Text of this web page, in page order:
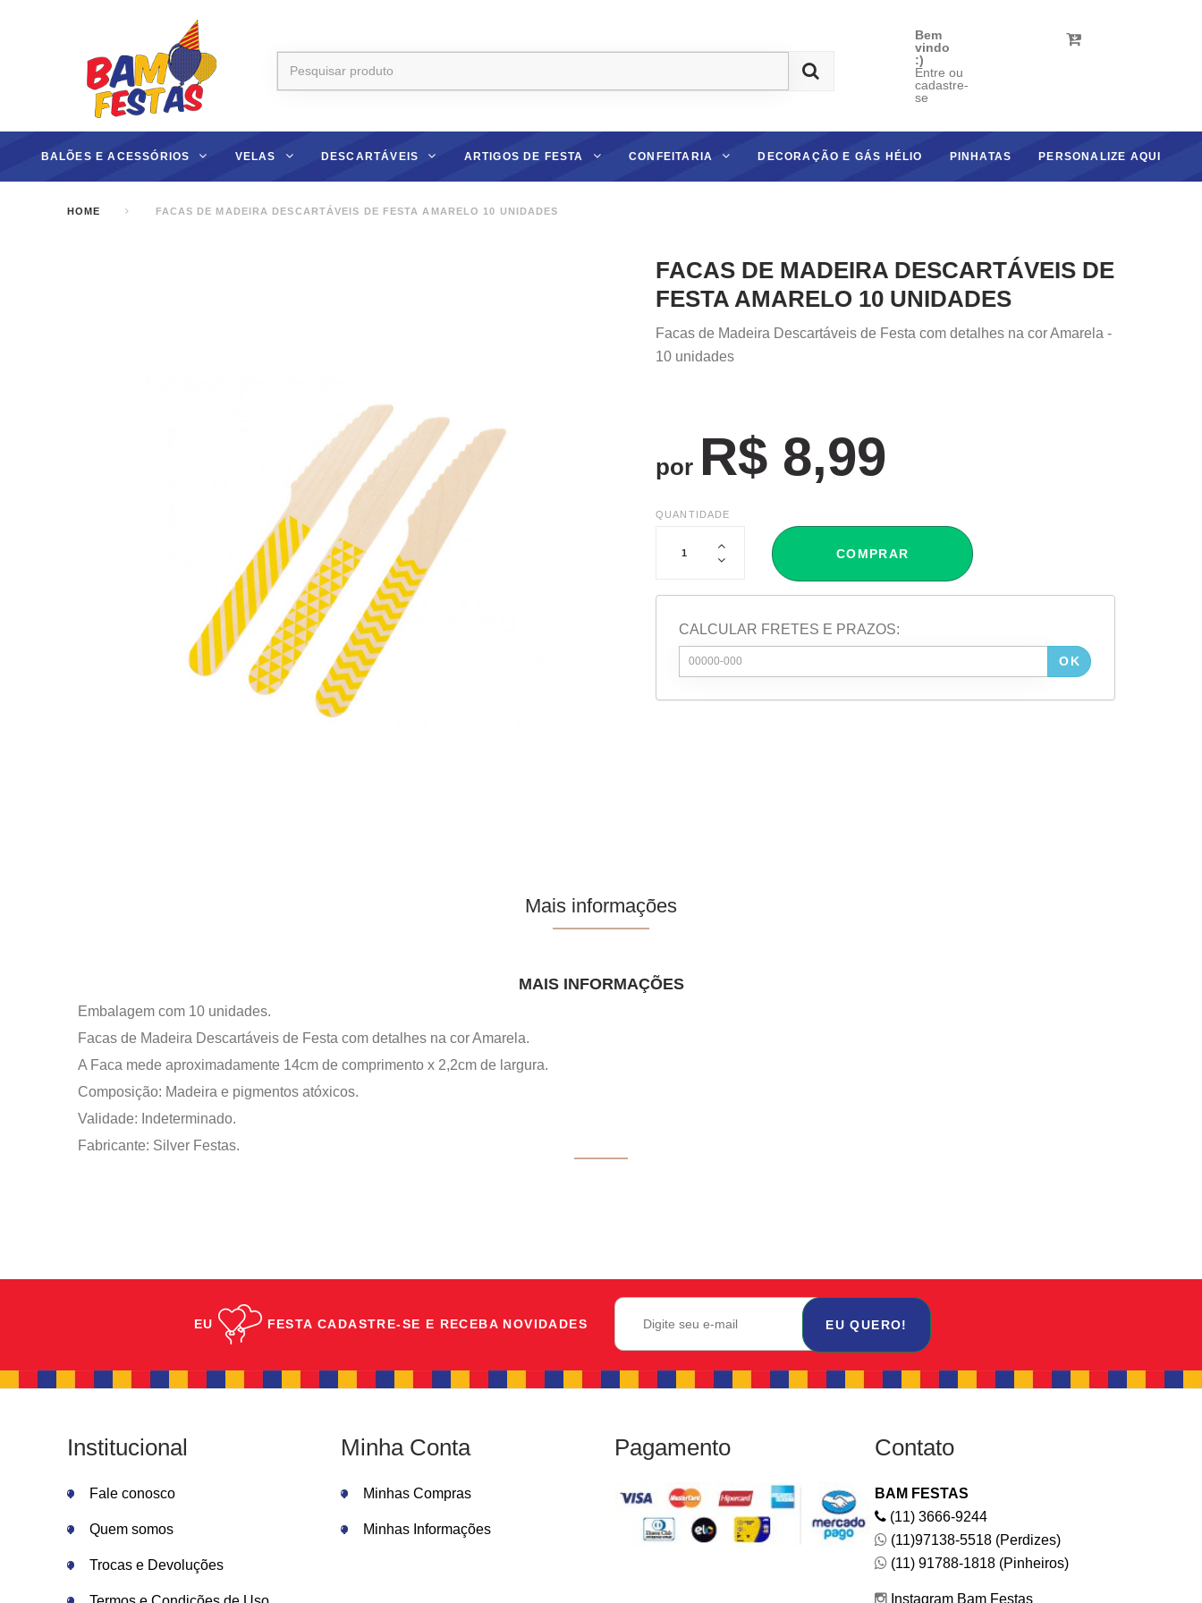
Bem
vindo
:)
Entre ou
cadastre-
se
BALÕES E ACESSÓRIOS VELAS DESCARTÁVEIS ARTIGOS DE FESTA CONFEITARIA DECORAÇÃO E GÁS HÉLIO PINHATAS PERSONALIZE AQUI
HOME FACAS DE MADEIRA DESCARTÁVEIS DE FESTA AMARELO 10 UNIDADES
FACAS DE MADEIRA DESCARTÁVEIS DE
FESTA AMARELO 10 UNIDADES
Facas de Madeira Descartáveis de Festa com detalhes na cor Amarela -
10 unidades
por R$ 8,99
QUANTIDADE
COMPRAR
CALCULAR FRETES E PRAZOS:
OK
Mais informações
MAIS INFORMAÇÕES
Embalagem com 10 unidades.
Facas de Madeira Descartáveis de Festa com detalhes na cor Amarela.
A Faca mede aproximadamente 14cm de comprimento x 2,2cm de largura.
Composição: Madeira e pigmentos atóxicos.
Validade: Indeterminado.
Fabricante: Silver Festas.
EU FESTA CADASTRE-SE E RECEBA NOVIDADES EU QUERO!
Institucional
Fale conosco
Quem somos
Trocas e Devoluções
Minha Conta
Minhas Compras
Minhas Informações
Pagamento Contato
BAM FESTAS
(11) 3666-9244
(11)97138-5518 (Perdizes)
(11) 91788-1818 (Pinheiros)
Instagram Bam Festas